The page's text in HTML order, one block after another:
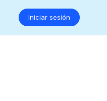
Iniciar sesión